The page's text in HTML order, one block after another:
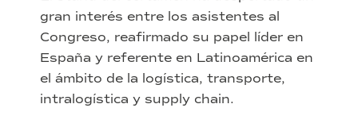
gran interés entre los asistentes al
Congreso, reafirmado su papel líder en
España y referente en Latinoamérica en
el ámbito de la logística, transporte,
intralogística y supply chain.